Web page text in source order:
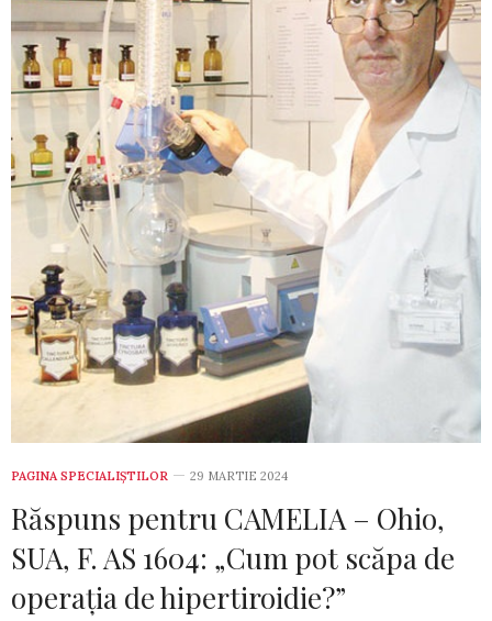
PAGINA SPECIALIȘTILOR 29 MARTIE 2024
Răspuns pentru CAMELIA – Ohio,
SUA, F. AS 1604: „Cum pot scăpa de
operația de hipertiroidie?”